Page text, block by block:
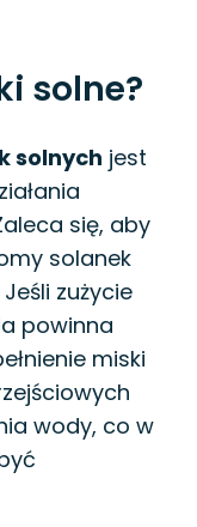
solne?
solnych jest
się, aby
solanek
zużycie
powinna
miski
wody, co w